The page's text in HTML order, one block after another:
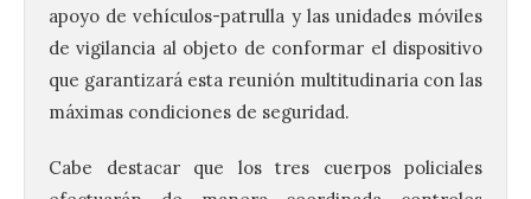
apoyo de vehículos-patrulla y las unidades móviles
de vigilancia al objeto de conformar el dispositivo
que garantizará esta reunión multitudinaria con las
máximas condiciones de seguridad.
Cabe destacar que los tres cuerpos policiales